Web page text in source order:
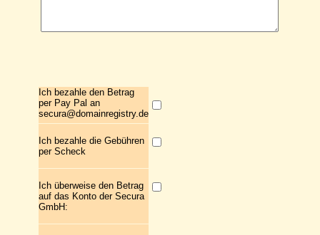
Ich bezahle den Betrag
per Pay Pal an
secura@domainregistry.de
Ich bezahle die Gebühren
per Scheck
Ich überweise den Betrag
auf das Konto der Secura
GmbH: